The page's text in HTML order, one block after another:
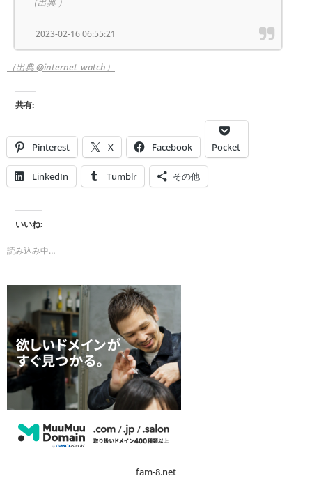
2023-02-16 06:55:21
（出典 @internet_watch）
共有:
Pinterest X Facebook Pocket
LinkedIn Tumblr その他
いいね:
読み込み中…
fam-8.net